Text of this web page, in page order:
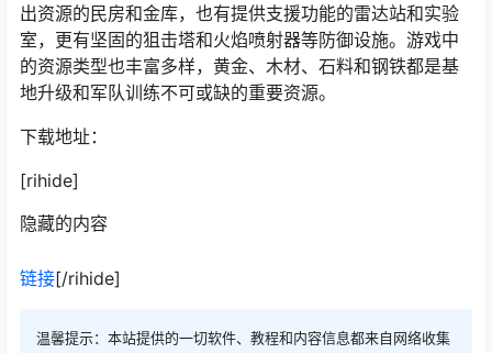
出资源的民房和金库，也有提供支援功能的雷达站和实验
室，更有坚固的狙击塔和火焰喷射器等防御设施。游戏中
的资源类型也丰富多样，黄金、木材、石料和钢铁都是基
地升级和军队训练不可或缺的重要资源。
下载地址：
[rihide]
隐藏的内容
链接[/rihide]
温馨提示：本站提供的一切软件、教程和内容信息都来自网络收集